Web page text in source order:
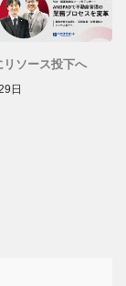
ソース投下へ
日